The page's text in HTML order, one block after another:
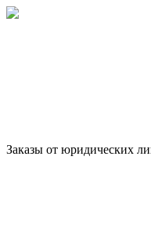
Заказы от юридических